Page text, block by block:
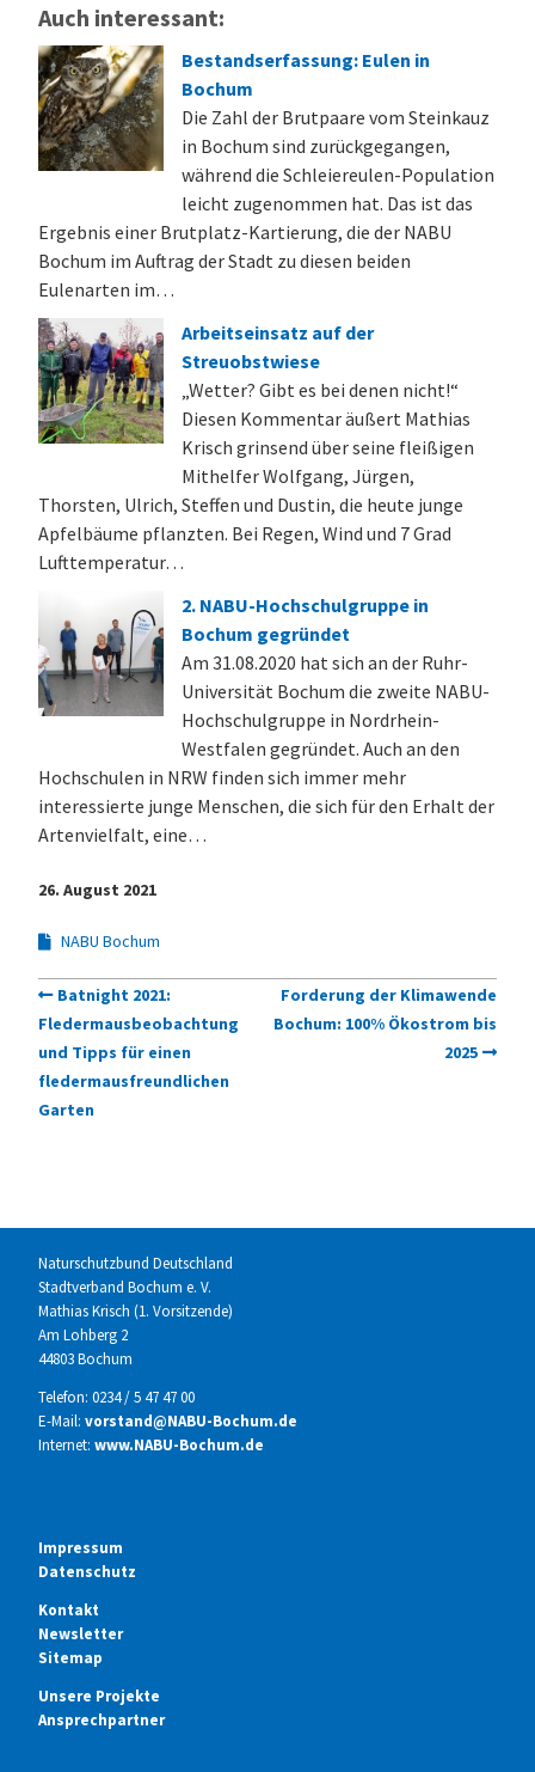
Auch interessant:
Bestandserfassung: Eulen in
Bochum
Die Zahl der Brutpaare vom Steinkauz
in Bochum sind zurückgegangen,
während die Schleiereulen-Population
leicht zugenommen hat. Das ist das
Ergebnis einer Brutplatz-Kartierung, die der NABU
Bochum im Auftrag der Stadt zu diesen beiden
Eulenarten im…
Arbeitseinsatz auf der
Streuobstwiese
„Wetter? Gibt es bei denen nicht!“
Diesen Kommentar äußert Mathias
Krisch grinsend über seine fleißigen
Mithelfer Wolfgang, Jürgen,
Thorsten, Ulrich, Steffen und Dustin, die heute junge
Apfelbäume pflanzten. Bei Regen, Wind und 7 Grad
Lufttemperatur…
2. NABU-Hochschulgruppe in
Bochum gegründet
Am 31.08.2020 hat sich an der Ruhr-
Universität Bochum die zweite NABU-
Hochschulgruppe in Nordrhein-
Westfalen gegründet. Auch an den
Hochschulen in NRW finden sich immer mehr
interessierte junge Menschen, die sich für den Erhalt der
Artenvielfalt, eine…
26. August 2021
NABU Bochum
Batnight 2021:
Fledermausbeobachtung
und Tipps für einen
fledermausfreundlichen
Garten
Forderung der Klimawende
Bochum: 100% Ökostrom bis
2025
Naturschutzbund Deutschland
Stadtverband Bochum e. V.
Mathias Krisch (1. Vorsitzende)
Am Lohberg 2
44803 Bochum
Telefon: 0234 / 5 47 47 00
E-Mail: vorstand@NABU-Bochum.de
Internet: www.NABU-Bochum.de
Impressum
Datenschutz
Kontakt
Newsletter
Sitemap
Unsere Projekte
Ansprechpartner